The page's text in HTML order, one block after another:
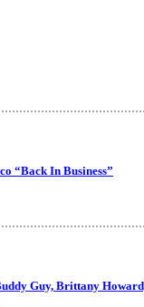
“Back In Business”
Guy, Brittany